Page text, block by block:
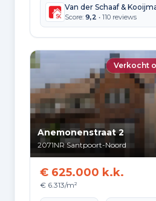
Hoekwoning
Gas: 1.150 • Elektriciteit: 2.760
Gas: 710 • Elektriciteit: 1.620
Koopwoning
Gas: 1.060 • Elektriciteit: 2.680
Appartement
Gas: 650 • Elektriciteit: 1.610
Tussenwoning
Gas: 960 • Elektriciteit: 2.490
Vrijstaande woning
Score: 9,2 • 110 reviews
Verkocht
Anemonenstraat 2
2071NR Santpoort-Noord
€ 625.000 k.k.
€ 6.313/m²